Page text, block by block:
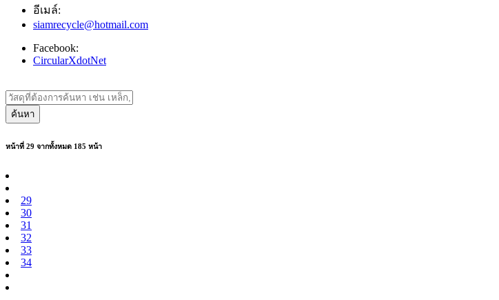
อีเมล์:
siamrecycle@hotmail.com
Facebook:
CircularXdotNet
ค้นหา
หน้าที่ 29 จากทั้งหมด 185 หน้า
29
30
31
32
33
34